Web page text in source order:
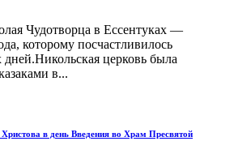
Чудотворца в Ессентуках —
которому посчастливилось
церковь была
в...
в день Введения во Храм Пресвятой